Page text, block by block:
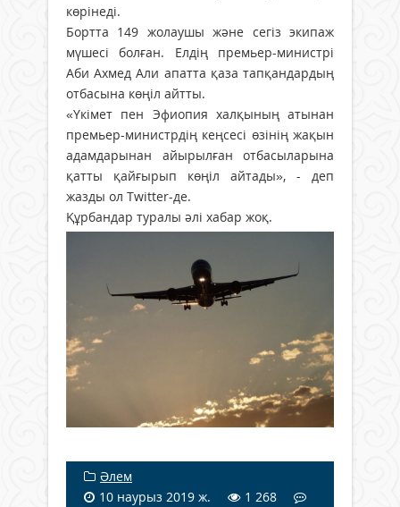
көрінеді.
Бортта 149 жолаушы және сегіз экипаж
мүшесі болған. Елдің премьер-министрі
Аби Ахмед Али апатта қаза тапқандардың
отбасына көңіл айтты.
«Үкімет пен Эфиопия халқының атынан
премьер-министрдің кеңсесі өзінің жақын
адамдарынан айырылған отбасыларына
қатты қайғырып көңіл айтады», - деп
жазды ол Twitter-де.
Құрбандар туралы әлі хабар жоқ.
Әлем
10 наурыз 2019 ж.
1 268